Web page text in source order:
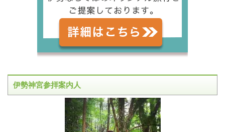
伊勢神宮参拝案内人